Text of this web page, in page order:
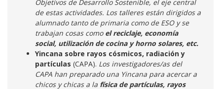
Objetivos de Desarrollo Sostenible, el eje central
de estas actividades. Los talleres están dirigidos a
alumnado tanto de primaria como de ESO y se
trabajan cosas como el reciclaje, economía
social, utilización de cocina y horno solares, etc.
Yincana sobre rayos cósmicos, radiación y
partículas (CAPA). Los investigadores/as del
CAPA han preparado una Yincana para acercar a
chicos y chicas a la física de partículas, rayos